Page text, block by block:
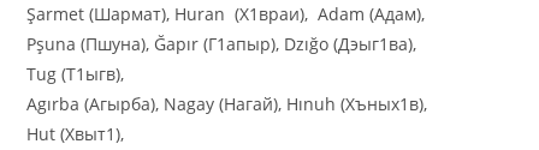
Şarmet (Шармат), Huran (Х1враи), Adam (Aдам),
Pşuna (Пшуна), Ğapır (Г1апыр), Dzığo (Дэыг1ва),
Tug (Т1ыгв),
Agırba (Агырба), Nagay (Нагай), Hınuh (Xъных1в),
Hut (Xвыт1),